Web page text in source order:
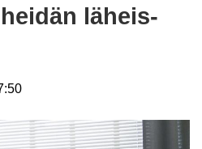
lä­heis­